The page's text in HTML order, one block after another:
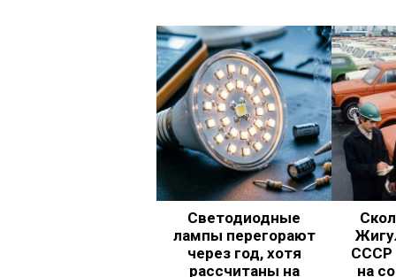
Светодиодные
лампы перегорают
через год, хотя
рассчитаны на
СССР
на